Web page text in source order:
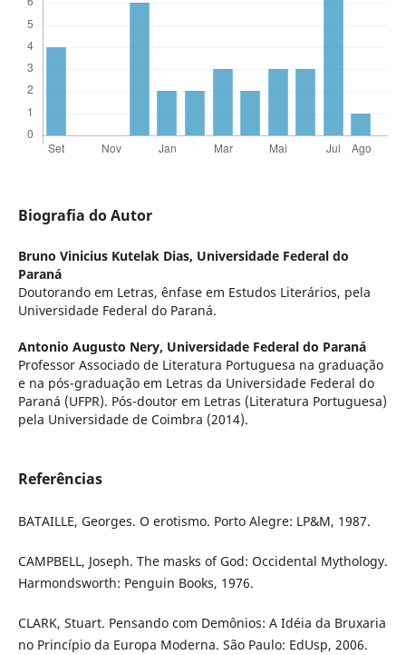
Biografia do Autor
Bruno Vinicius Kutelak Dias, Universidade Federal do
Paraná
Doutorando em Letras, ênfase em Estudos Literários, pela
Universidade Federal do Paraná.
Antonio Augusto Nery, Universidade Federal do Paraná
Professor Associado de Literatura Portuguesa na graduação
e na pós-graduação em Letras da Universidade Federal do
Paraná (UFPR). Pós-doutor em Letras (Literatura Portuguesa)
pela Universidade de Coimbra (2014).
Referências
BATAILLE, Georges. O erotismo. Porto Alegre: LP&M, 1987.
CAMPBELL, Joseph. The masks of God: Occidental Mythology.
Harmondsworth: Penguin Books, 1976.
CLARK, Stuart. Pensando com Demônios: A Idéia da Bruxaria
no Princípio da Europa Moderna. São Paulo: EdUsp, 2006.